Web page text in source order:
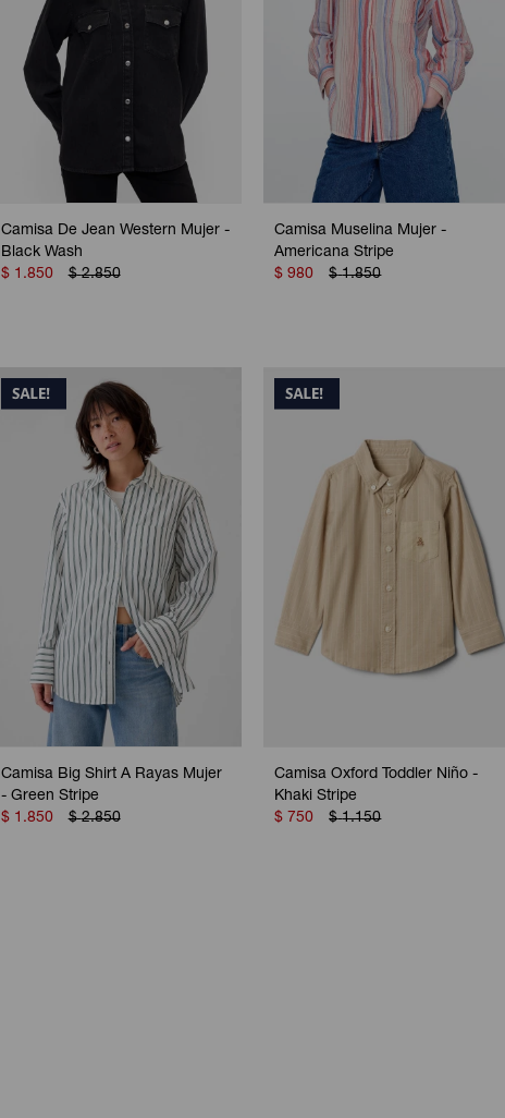
Camisa De Jean Western Mujer -
Black Wash
$ 1.850 $ 2.850
Camisa Muselina Mujer -
Americana Stripe
$ 980 $ 1.850
Camisa Big Shirt A Rayas Mujer
- Green Stripe
$ 1.850 $ 2.850
Camisa Oxford Toddler Niño -
Khaki Stripe
$ 750 $ 1.150